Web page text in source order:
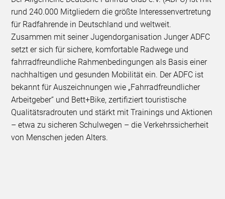
rund 240.000 Mitgliedern die größte Interessenvertretung
für Radfahrende in Deutschland und weltweit.
Zusammen mit seiner Jugendorganisation Junger ADFC
setzt er sich für sichere, komfortable Radwege und
fahrradfreundliche Rahmenbedingungen als Basis einer
nachhaltigen und gesunden Mobilität ein. Der ADFC ist
bekannt für Auszeichnungen wie „Fahrradfreundlicher
Arbeitgeber“ und Bett+Bike, zertifiziert touristische
Qualitätsradrouten und stärkt mit Trainings und Aktionen
– etwa zu sicheren Schulwegen – die Verkehrssicherheit
von Menschen jeden Alters.